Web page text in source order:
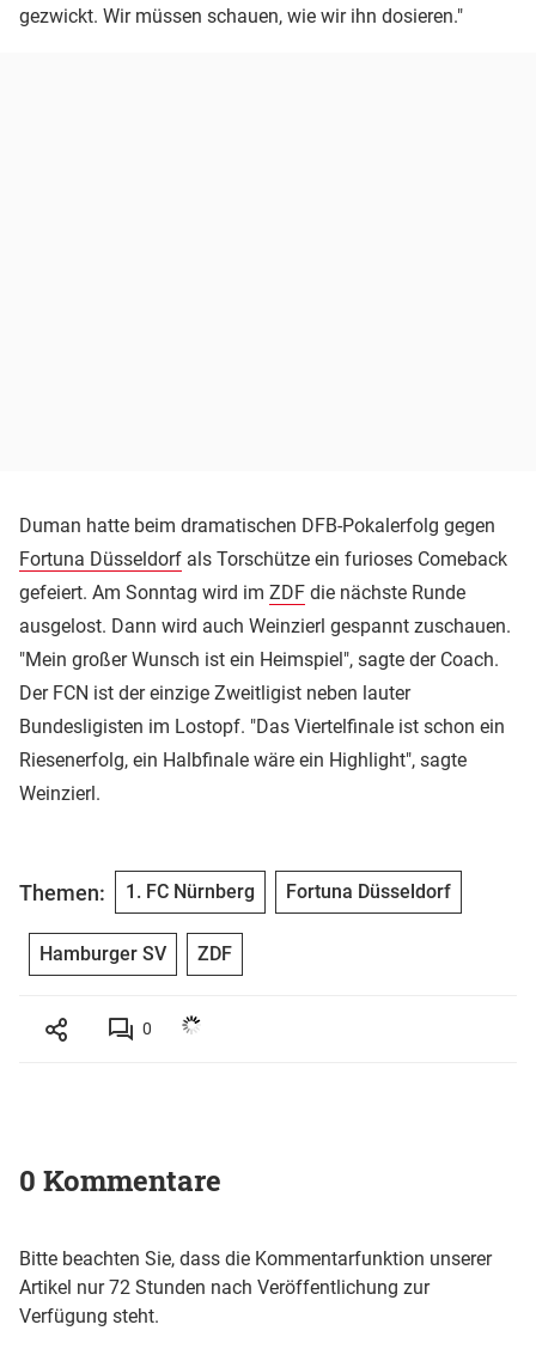
gezwickt. Wir müssen schauen, wie wir ihn dosieren."
Duman hatte beim dramatischen DFB-Pokalerfolg gegen
Fortuna Düsseldorf als Torschütze ein furioses Comeback
gefeiert. Am Sonntag wird im ZDF die nächste Runde
ausgelost. Dann wird auch Weinzierl gespannt zuschauen.
"Mein großer Wunsch ist ein Heimspiel", sagte der Coach.
Der FCN ist der einzige Zweitligist neben lauter
Bundesligisten im Lostopf. "Das Viertelfinale ist schon ein
Riesenerfolg, ein Halbfinale wäre ein Highlight", sagte
Weinzierl.
Themen: 1. FC Nürnberg Fortuna Düsseldorf
Hamburger SV ZDF
0
0 Kommentare
Bitte beachten Sie, dass die Kommentarfunktion unserer
Artikel nur 72 Stunden nach Veröffentlichung zur
Verfügung steht.